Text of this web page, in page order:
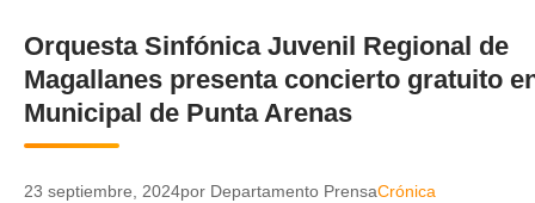
DEPORTES
ENTRETENIMIENTO Y CULTURA
✕
Orquesta Sinfónica Juvenil Regional de
Magallanes presenta concierto gratuito
Municipal de Punta Arenas
23 septiembre, 2024por Departamento PrensaCrónica